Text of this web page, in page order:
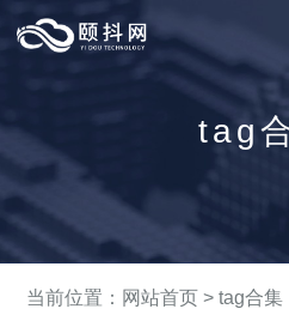
tag
当前位置： 网站首页 >tag合集